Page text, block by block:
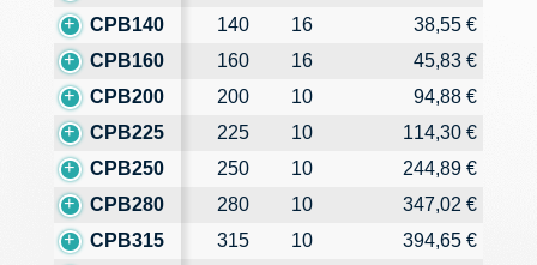
CPB140
140 16
38,55 €
CPB160
160 16
45,83 €
CPB200
200 10
94,88 €
CPB225
225 10
114,30 €
CPB250
250 10
244,89 €
CPB280
280 10
347,02 €
CPB315
315 10
394,65 €